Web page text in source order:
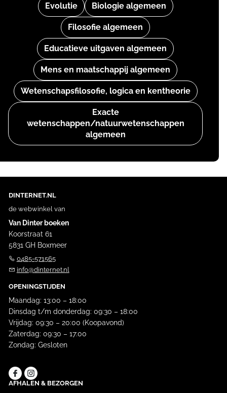
Evolutie Biologie algemeen
Filosofie algemeen
Educatieve uitgaven algemeen
Mens en maatschappij algemeen
Wetenschapsfilosofie, logica en kentheorie
Exacte
wetenschappen/natuurwetenschappen
algemeen
DINTERNET.NL
de webwinkel van
Van Dinter boeken
Koorstraat 61
5831 GH Boxmeer
0485-571565
info@dinternet.nl
OPENINGSTIJDEN
Maandag: 13:00 – 18:00
Dinsdag t/m donderdag: 09:30 – 18:00
Vrijdag: 09:30 – 20:00 (Koopavond)
Zaterdag: 09:30 – 17:00
Zondag: Gesloten
AFHALEN & BEZORGEN